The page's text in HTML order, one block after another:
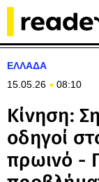
ΕΛΛΑΔΑ
15.05.26
08:10
Κίνηση:
οδηγοί
πρωινό -